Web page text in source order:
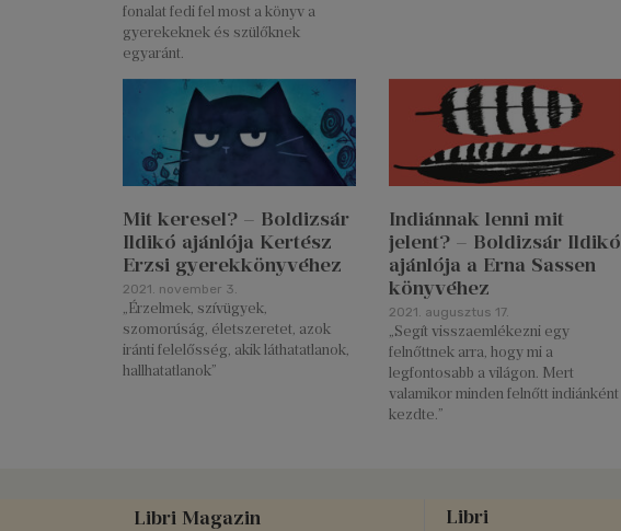
fonalat fedi fel most a könyv a
gyerekeknek és szülőknek
egyaránt.
Mit keresel? – Boldizsár
Ildikó ajánlója Kertész
Erzsi gyerekkönyvéhez
2021. november 3.
„Érzelmek, szívügyek,
szomorúság, életszeretet, azok
iránti felelősség, akik láthatatlanok,
hallhatatlanok”
Indiánnak lenni mit
jelent? – Boldizsár Ildikó
ajánlója a Erna Sassen
könyvéhez
2021. augusztus 17.
„Segít visszaemlékezni egy
felnőttnek arra, hogy mi a
legfontosabb a világon. Mert
valamikor minden felnőtt indiánként
kezdte.”
Libri Magazin Libri